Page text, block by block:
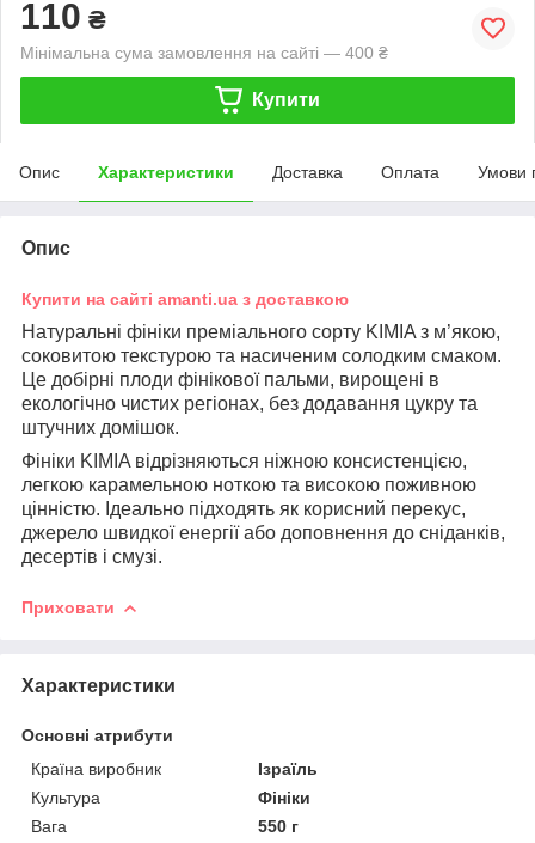
110 ₴
Мінімальна сума замовлення на сайті — 400 ₴
Купити
Опис Характеристики Доставка Оплата Умови
Опис
Купити на сайті amanti.ua з доставкою
Натуральні фініки преміального сорту KIMIA з м’якою,
соковитою текстурою та насиченим солодким смаком.
Це добірні плоди фінікової пальми, вирощені в
екологічно чистих регіонах, без додавання цукру та
штучних домішок.
Фініки KIMIA відрізняються ніжною консистенцією,
легкою карамельною ноткою та високою поживною
цінністю. Ідеально підходять як корисний перекус,
джерело швидкої енергії або доповнення до сніданків,
десертів і смузі.
Приховати
Характеристики
Основні атрибути
Країна виробник
Ізраїль
Культура
Фініки
Вага
550 г